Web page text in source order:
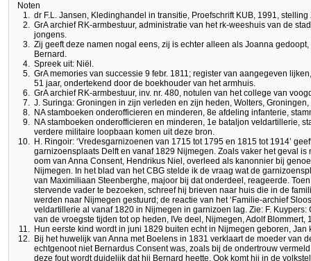
Noten
1. dr F.L. Jansen, Kledinghandel in transitie, Proefschrift KUB, 1991, stelling
2. GrA archief RK-armbestuur, administratie van het rk-weeshuis van de
jongens.
3. Zij geeft deze namen nogal eens, zij is echter alleen als Joanna
Bernard.
4. Spreek uit: Niël.
5. GrA memories van successie 9 febr. 1811; register van aangegeven
51 jaar, ondertekend door de boekhouder van het armhuis.
6. GrA archief RK-armbestuur, inv. nr. 480, notulen van het college van
7. J. Suringa: Groningen in zijn verleden en zijn heden, Wolters, Groningen,
8. NA stamboeken onderofficieren en minderen, 8e afdeling infanterie,
9. NA stamboeken onderofficieren en minderen, 1e bataljon veldartillerie,
verdere militaire loopbaan komen uit deze bron.
10. H. Ringoir: ‘Vredesgarnizoenen van 1715 tot 1795 en 1815 tot 1914’
garnizoensplaats Delft en vanaf 1829 Nijmegen. Zoals vaker het geval
oom van Anna Consent, Hendrikus Niel, overleed als kanonnier bij
Nijmegen. In het blad van het CBG stelde ik de vraag wat de
van Maximiliaan Steenberghe, majoor bij dat onderdeel, reageerde.
stervende vader te bezoeken, schreef hij brieven naar huis die in de
werden naar Nijmegen gestuurd; de reactie van het ‘Familie-archief
veldartillerie al vanaf 1820 in Nijmegen in garnizoen lag. Zie: F.
van de vroegste tijden tot op heden, IVe deel, Nijmegen, Adolf Blommert,
11. Hun eerste kind wordt in juni 1829 buiten echt in Nijmegen geboren, Jan
12. Bij het huwelijk van Anna met Boelens in 1831 verklaart de moeder van
echtgenoot niet Bernardus Consent was, zoals bij de ondertrouw
deze fout wordt duidelijk dat hij Bernard heette. Ook komt hij in de